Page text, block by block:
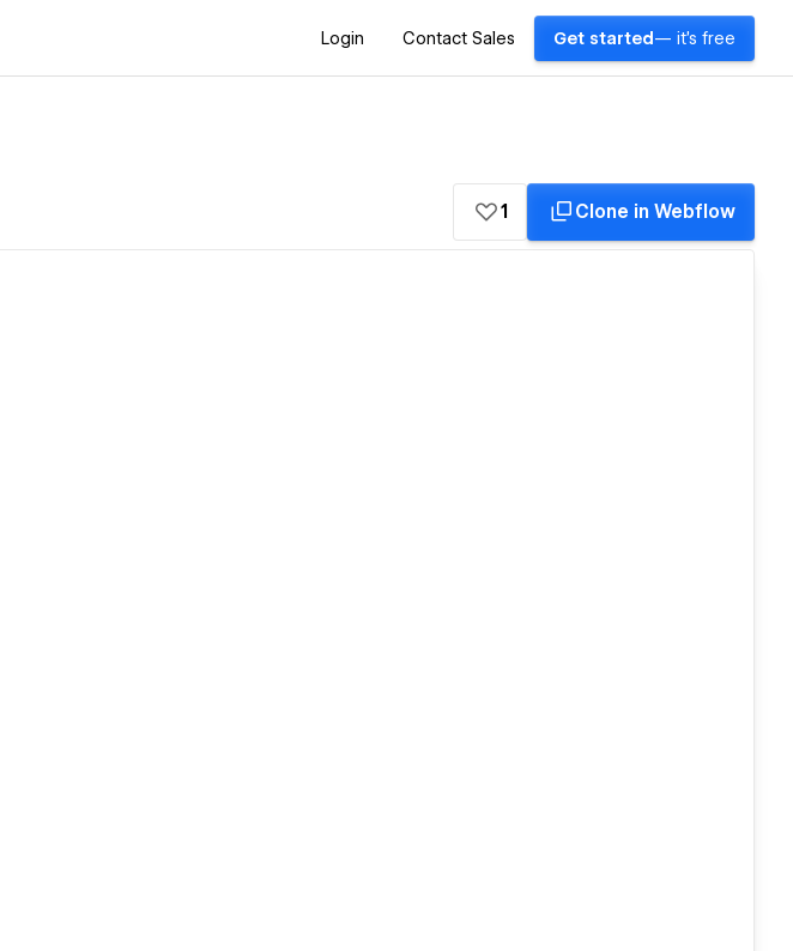
Login Contact Sales Get started — it's free
1 Clone in Webflow